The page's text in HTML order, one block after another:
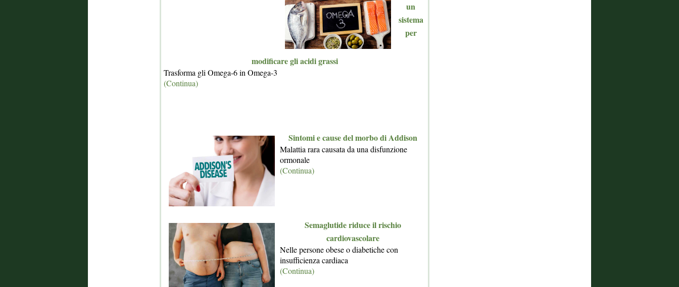
un
sistema
per
modificare gli acidi grassi
Trasforma gli Omega-6 in Omega-3
(Continua)
Sintomi e cause del morbo di Addison
Malattia rara causata da una disfunzione
ormonale
(Continua)
Semaglutide riduce il rischio
cardiovascolare
Nelle persone obese o diabetiche con
insufficienza cardiaca
(Continua)